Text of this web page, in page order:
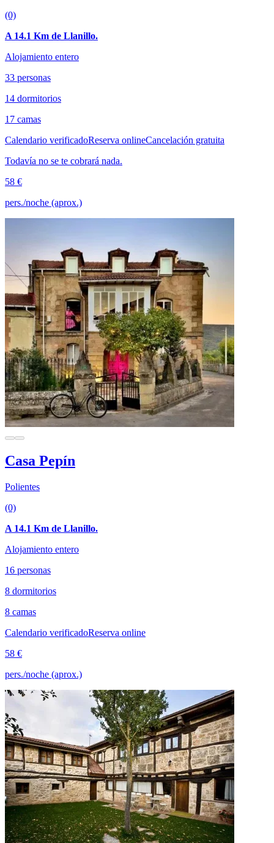
(0)
A 14.1 Km de Llanillo.
Alojamiento entero
33 personas
14 dormitorios
17 camas
Calendario verificadoReserva onlineCancelación gratuita
Todavía no se te cobrará nada.
58 €
pers./noche (aprox.)
Casa Pepín
Polientes
(0)
A 14.1 Km de Llanillo.
Alojamiento entero
16 personas
8 dormitorios
8 camas
Calendario verificadoReserva online
58 €
pers./noche (aprox.)